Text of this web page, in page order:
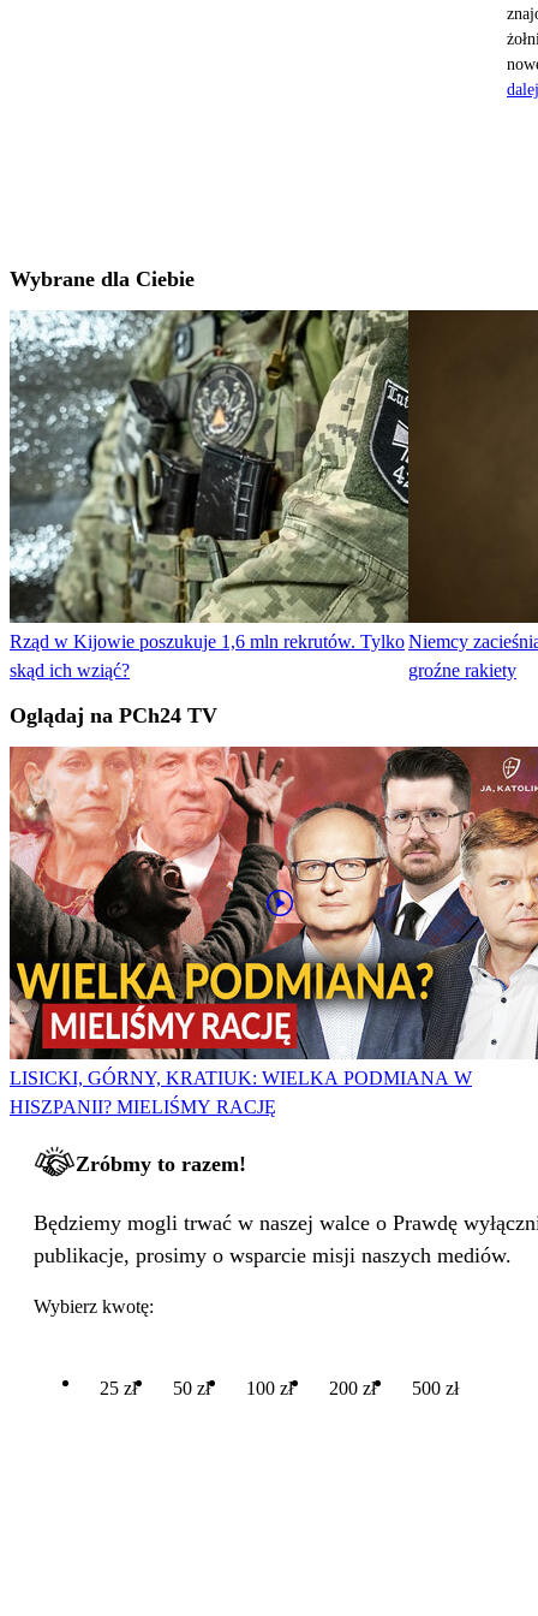
dalej
Wybrane dla Ciebie
Rząd w Kijowie poszukuje 1,6 mln rekrutów. Tylko
skąd ich wziąć?
Niemcy
groźne rakiety
Oglądaj na PCh24 TV
LISICKI, GÓRNY, KRATIUK: WIELKA PODMIANA W
HISZPANII? MIELIŚMY RACJĘ
Zróbmy to razem!
Będziemy mogli trwać w naszej walce o Prawdę
publikacje, prosimy o wsparcie misji naszych mediów.
Wybierz kwotę:
25 zł 50 zł 100 zł 200 zł 500 zł